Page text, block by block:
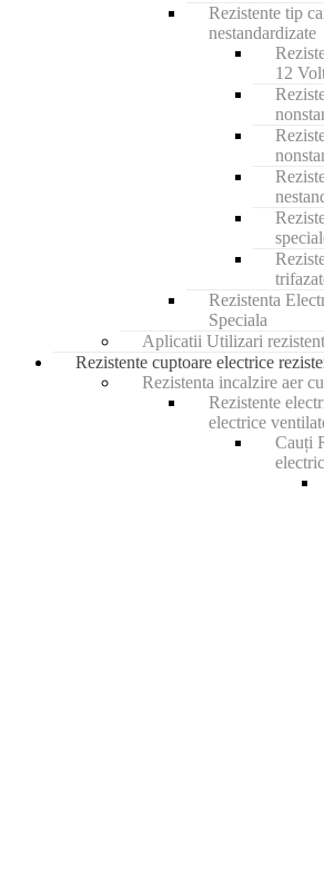
Rezistente tip
nestandardizate
12
Rezistenta
Speciala
Aplicatii Utilizari
Rezistente cuptoare electrice
Rezistenta incalzire aer
Rezistente
electrice
Cauți